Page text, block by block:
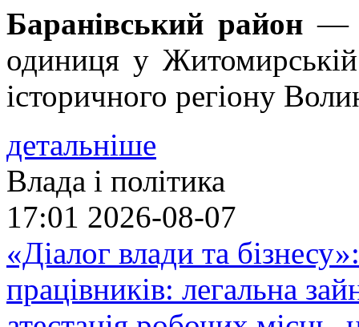
Баранівський район —
одиниця у
історичного регіону
детальніше
Влада і політика
17:01 2026-08-07
«Діалог влади та
працівників: легальна